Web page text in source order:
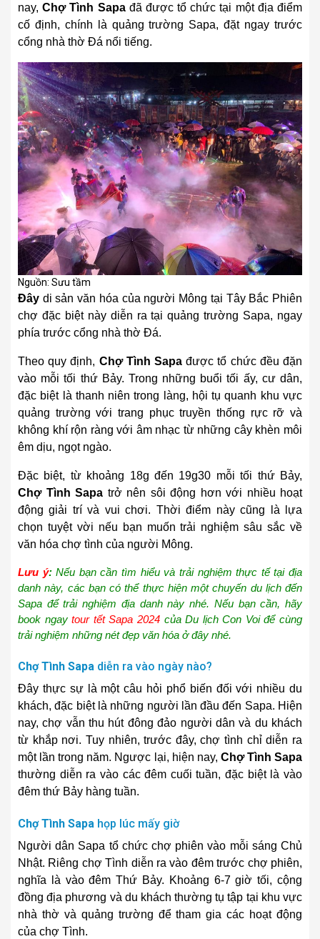
nay,Chợ Tình Sapađã được tổ chức tại một địa điểm
cố định, chính là quảng trường Sapa, đặt ngay trước
cổng nhà thờ Đá nổi tiếng.
Nguồn: Sưu tầm
Đây di sản văn hóa của người Mông tại Tây Bắc Phiên
chợ đặc biệt này diễn ra tại quảng trường Sapa, ngay
phía trước cổng nhà thờ Đá.
Theo quy định, Chợ Tình Sapa được tổ chức đều đặn
vào mỗi tối thứ Bảy. Trong những buổi tối ấy, cư dân,
đặc biệt là thanh niên trong làng, hội tụ quanh khu vực
quảng trường với trang phục truyền thống rực rỡ và
không khí rộn ràng với âm nhạc từ những cây khèn môi
êm dịu, ngọt ngào.
Đặc biệt, từ khoảng 18g đến 19g30 mỗi tối thứ Bảy,
Chợ Tình Sapa trở nên sôi động hơn với nhiều hoạt
động giải trí và vui chơi. Thời điểm này cũng là lựa
chọn tuyệt vời nếu bạn muốn trải nghiệm sâu sắc về
văn hóa chợ tình của người Mông.
Lưu ý: Nếu bạn cần tìm hiểu và trải nghiệm thực tế tại địa
danh này, các bạn có thể thực hiện một chuyến du lịch đến
Sapa để trải nghiệm địa danh này nhé. Nếu bạn cần, hãy
book ngay tour tết Sapa 2024 của Du lịch Con Voi để cùng
trải nghiệm những nét đẹp văn hóa ở đây nhé.
Chợ Tình Sapa diễn ra vào ngày nào?
Đây thực sự là một câu hỏi phổ biến đối với nhiều du
khách, đặc biệt là những người lần đầu đến Sapa. Hiện
nay, chợ vẫn thu hút đông đảo người dân và du khách
từ khắp nơi. Tuy nhiên, trước đây, chợ tình chỉ diễn ra
một lần trong năm. Ngược lại, hiện nay, Chợ Tình Sapa
thường diễn ra vào các đêm cuối tuần, đặc biệt là vào
đêm thứ Bảy hàng tuần.
Chợ Tình Sapa họp lúc mấy giờ
Người dân Sapa tổ chức chợ phiên vào mỗi sáng Chủ
Nhật. Riêng chợ Tình diễn ra vào đêm trước chợ phiên,
nghĩa là vào đêm Thứ Bảy. Khoảng 6-7 giờ tối, cộng
đồng địa phương và du khách thường tụ tập tại khu vực
nhà thờ và quảng trường để tham gia các hoạt động
của chợ Tình.